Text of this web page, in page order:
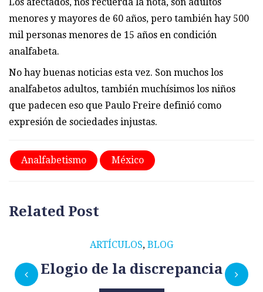
menores y mayores de 60 años, pero también hay 500
mil personas menores de 15 años en condición
analfabeta.
No hay buenas noticias esta vez. Son muchos los
analfabetos adultos, también muchísimos los niños
que padecen eso que Paulo Freire definió como
expresión de sociedades injustas.
Analfabetismo México
Related Post
ARTÍCULOS, BLOG
Elogio de la discrepancia